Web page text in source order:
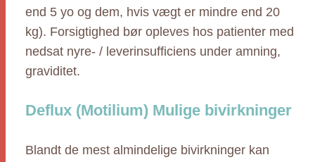
end 5 yo og dem, hvis vægt er mindre end 20
kg). Forsigtighed bør opleves hos patienter med
nedsat nyre- / leverinsufficiens under amning,
graviditet.
Deflux (Motilium) Mulige bivirkninger
Blandt de mest almindelige bivirkninger kan